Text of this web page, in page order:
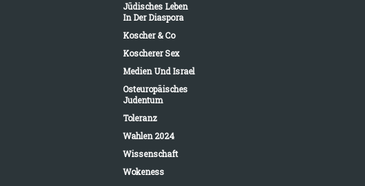
Jüdisches Leben
In Der Diaspora
Koscher & Co
Koscherer Sex
Medien Und Israel
Osteuropäisches
Judentum
Toleranz
Wahlen 2024
Wissenschaft
Wokeness